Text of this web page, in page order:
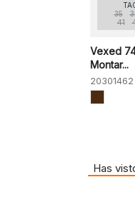
35
41
Vexed
Montar...
20301462
Has